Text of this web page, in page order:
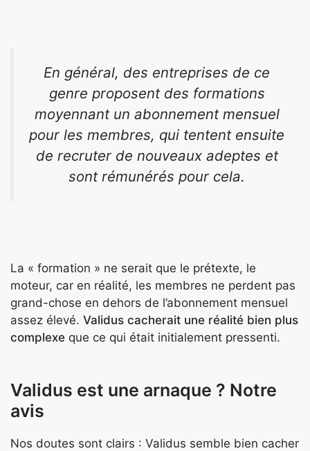
En général, des entreprises de ce
genre proposent des formations
moyennant un abonnement mensuel
pour les membres, qui tentent ensuite
de recruter de nouveaux adeptes et
sont rémunérés pour cela.
La « formation » ne serait que le prétexte, le
moteur, car en réalité, les membres ne perdent pas
grand-chose en dehors de l’abonnement mensuel
assez élevé. Validus cacherait une réalité bien plus
complexe que ce qui était initialement pressenti.
Validus est une arnaque ? Notre
avis
Nos doutes sont clairs : Validus semble bien cacher